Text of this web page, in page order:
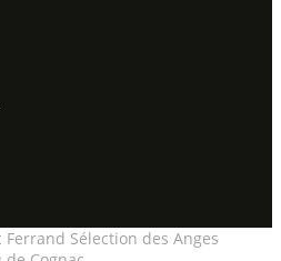
Ferrand Sélection des Anges